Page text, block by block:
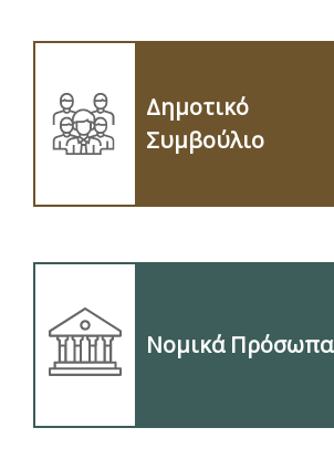
Δημοτικό
Συμβούλιο
Νομικά Πρόσωπα